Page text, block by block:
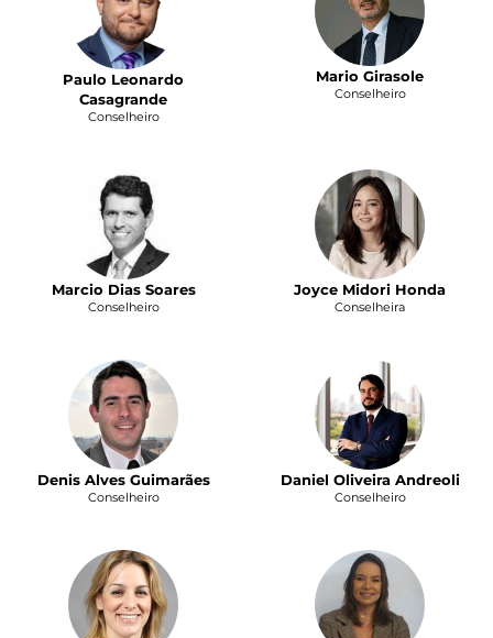
Paulo Leonardo
Casagrande
Conselheiro
Mario Girasole
Conselheiro
Marcio Dias Soares
Conselheiro
Joyce Midori Honda
Conselheira
Denis Alves Guimarães
Conselheiro
Daniel Oliveira Andreoli
Conselheiro